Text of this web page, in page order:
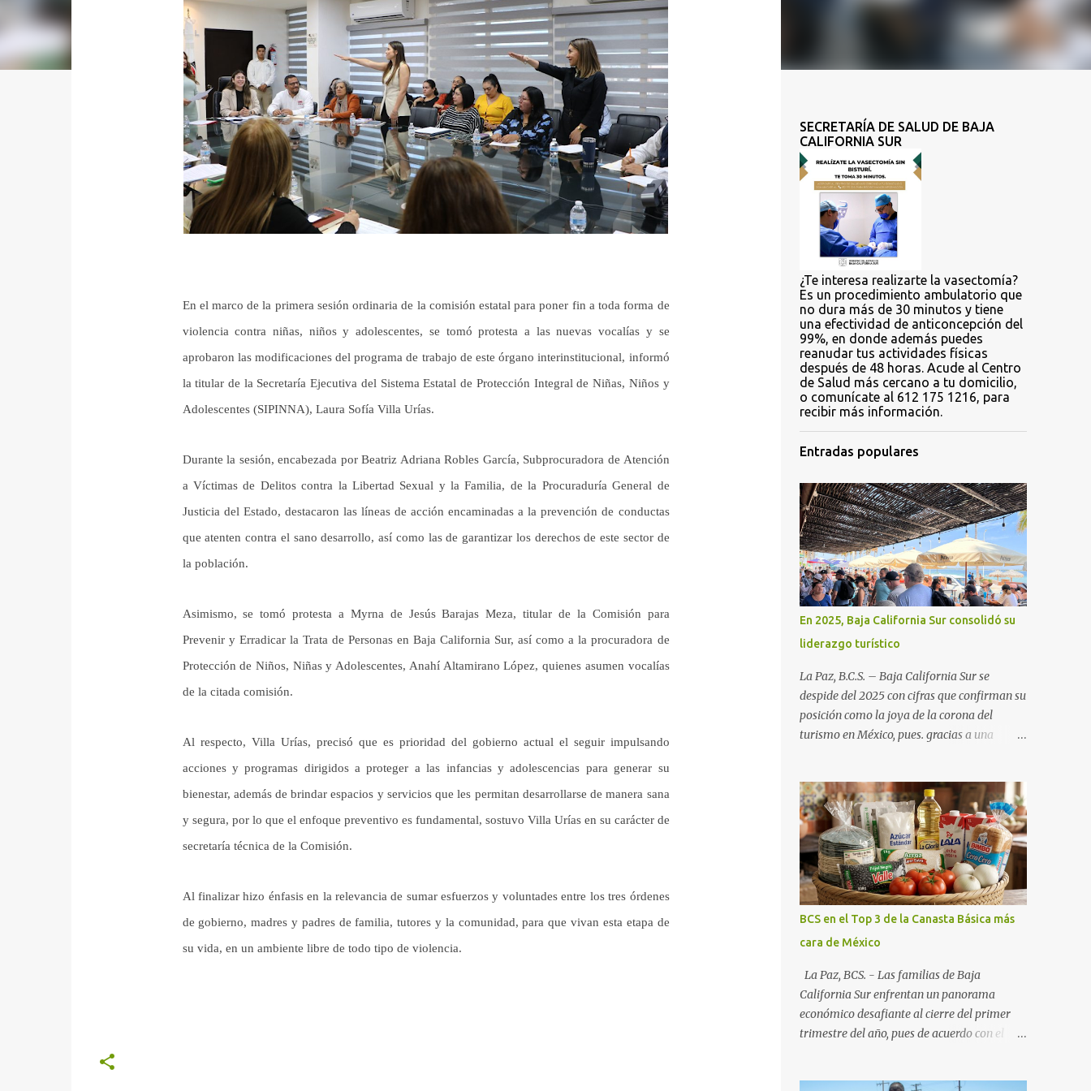
En el marco de la primera sesión ordinaria de la comisión estatal para poner fin a toda forma de
violencia contra niñas, niños y adolescentes, se tomó protesta a las nuevas vocalías y se
aprobaron las modificaciones del programa de trabajo de este órgano interinstitucional, informó
la titular de la Secretaría Ejecutiva del Sistema Estatal de Protección Integral de Niñas, Niños y
Adolescentes (SIPINNA), Laura Sofía Villa Urías.
Durante la sesión, encabezada por Beatriz Adriana Robles García, Subprocuradora de Atención
a Víctimas de Delitos contra la Libertad Sexual y la Familia, de la Procuraduría General de
Justicia del Estado, destacaron las líneas de acción encaminadas a la prevención de conductas
que atenten contra el sano desarrollo, así como las de garantizar los derechos de este sector de
la población.
Asimismo, se tomó protesta a Myrna de Jesús Barajas Meza, titular de la Comisión para
Prevenir y Erradicar la Trata de Personas en Baja California Sur, así como a la procuradora de
Protección de Niños, Niñas y Adolescentes, Anahí Altamirano López, quienes asumen vocalías
de la citada comisión.
Al respecto, Villa Urías, precisó que es prioridad del gobierno actual el seguir impulsando
acciones y programas dirigidos a proteger a las infancias y adolescencias para generar su
bienestar, además de brindar espacios y servicios que les permitan desarrollarse de manera sana
y segura, por lo que el enfoque preventivo es fundamental, sostuvo Villa Urías en su carácter de
secretaría técnica de la Comisión.
Al finalizar hizo énfasis en la relevancia de sumar esfuerzos y voluntades entre los tres órdenes
de gobierno, madres y padres de familia, tutores y la comunidad, para que vivan esta etapa de
su vida, en un ambiente libre de todo tipo de violencia.
SECRETARÍA DE SALUD DE BAJA
CALIFORNIA SUR
¿Te interesa realizarte la vasectomía?
Es un procedimiento ambulatorio que
no dura más de 30 minutos y tiene
una efectividad de anticoncepción del
99%, en donde además puedes
reanudar tus actividades físicas
después de 48 horas. Acude al Centro
de Salud más cercano a tu domicilio,
o comunícate al 612 175 1216, para
recibir más información.
Entradas populares
En 2025, Baja California Sur consolidó su
liderazgo turístico
La Paz, B.C.S. – Baja California Sur se
despide del 2025 con cifras que confirman su
posición como la joya de la corona del
turismo en México, pues. gracias a una
fideicomisos de promoción, la entidad
proyecta un cierre de año marcado por una
ocupación hotelera robusta, una
conectividad aérea en ascenso y una
derrama económica sin precedentes. Las
proyecciones para este periodo vacacional
son optimistas, con un promedio estatal que
supera el 70% . Sin embargo, la sorpresa del
año la ha dado el norte del estado. Comondú
encabeza las expectativas con un
impresionante 89% de ocupación,
impulsado por el interés creciente en el
turismo de naturaleza. Le siguen destinos
Nuevo). La Paz: 66%. Loreto: 58%. Mulegé:
BCS en el Top 3 de la Canasta Básica más
cara de México
La Paz, BCS. - Las familias de Baja
California Sur enfrentan un panorama
económico desafiante al cierre del primer
trimestre del año, pues de acuerdo con el